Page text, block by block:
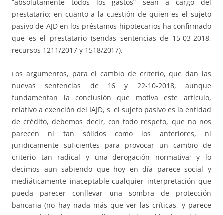
“absolutamente todos los gastos” sean a cargo del
prestatario; en cuanto a la cuestión de quien es el sujeto
pasivo de AJD en los préstamos hipotecarios ha confirmado
que es el prestatario (sendas sentencias de 15-03-2018,
recursos 1211/2017 y 1518/2017).
Los argumentos, para el cambio de criterio, que dan las
nuevas sentencias de 16 y 22-10-2018, aunque
fundamentan la conclusión que motiva este artículo,
relativo a exención del IAJD, si el sujeto pasivo es la entidad
de crédito, debemos decir, con todo respeto, que no nos
parecen ni tan sólidos como los anteriores, ni
jurídicamente suficientes para provocar un cambio de
criterio tan radical y una derogación normativa; y lo
decimos aun sabiendo que hoy en día parece social y
mediáticamente inaceptable cualquier interpretación que
pueda parecer conllevar una sombra de protección
bancaria (no hay nada más que ver las críticas, y parece